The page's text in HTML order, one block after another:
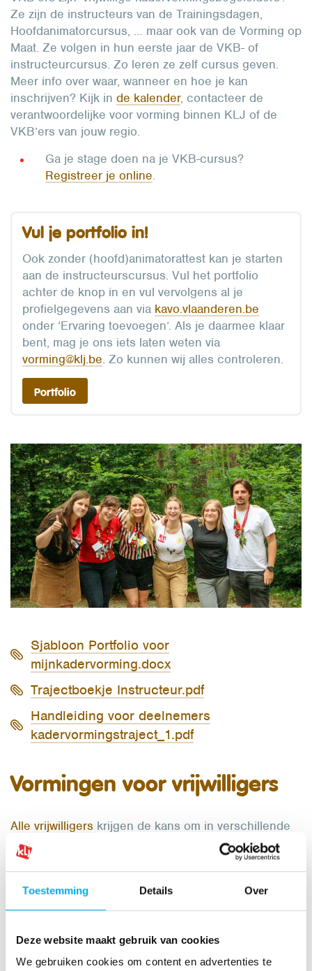
Toestemming Details Over
Deze website maakt gebruik van cookies
We gebruiken cookies om content en advertenties te
Ze zijn de instructeurs van de Trainingsdagen,
Hoofdanimatorcursus, … maar ook van de Vorming op
Maat. Ze volgen in hun eerste jaar de VKB- of
instructeurcursus. Zo leren ze zelf cursus geven.
Meer info over waar, wanneer en hoe je kan
inschrijven? Kijk in de kalender, contacteer de
verantwoordelijke voor vorming binnen KLJ of de
VKB’ers van jouw regio.
Ga je stage doen na je VKB-cursus?
Registreer je online.
Vul je portfolio in!
Ook zonder (hoofd)animatorattest kan je starten
aan de instructeurscursus. Vul het portfolio
achter de knop in en vul vervolgens al je
profielgegevens aan via kavo.vlaanderen.be
onder ‘Ervaring toevoegen’. Als je daarmee klaar
bent, mag je ons iets laten weten via
vorming@klj.be. Zo kunnen wij alles controleren.
Portfolio
Sjabloon Portfolio voor
mijnkadervorming.docx
Trajectboekje Instructeur.pdf
Handleiding voor deelnemers
kadervormingstraject_1.pdf
Vormingen voor vrijwilligers
Alle vrijwilligers krijgen de kans om in verschillende
themavormingen kennis en vaardigheden op te
bouwen. Daarvoor krijgen bovenlokale
vrijwilligers jaarlijks een vormingsbudget dat ze
mogen spenderen aan vormingen die hen het
interessantst lijken.